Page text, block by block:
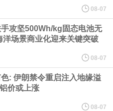
国防部长赫格塞思不满，称对赫格塞思
朗普在社交媒体上发帖称，一些媒体有关
题发生冲突的报道是“完全没有根据的谣
作“非常满意”。
日内涨3.91%。
08-07
攻坚500Wh/kg固态电池无
洋场景商业化迎来关键突破
08-07
: 伊朗禁令重启注入地缘溢
价或上涨
08-07